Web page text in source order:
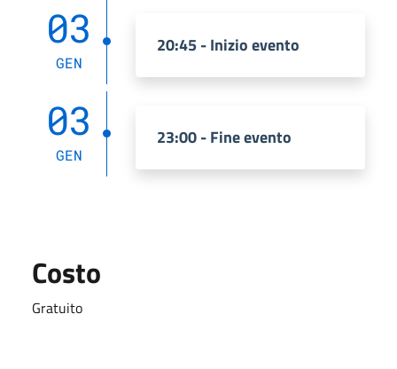
03
GEN
20:45 - Inizio evento
03
GEN
23:00 - Fine evento
Costo
Gratuito